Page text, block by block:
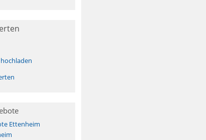
Ettenheim